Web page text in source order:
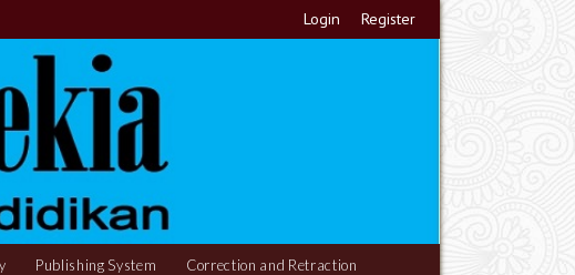
Login Register
Publishing System Correction and Retraction